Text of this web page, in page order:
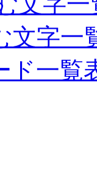
文字一
ド一覧